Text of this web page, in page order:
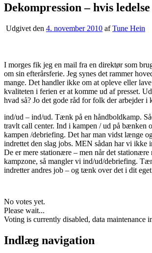
Dekompression – hvis
Udgivet den 4. november 2010 af Tune Hein
I morges fik jeg en mail fra en direktør som
om sin efterårsferie. Jeg synes det rammer
mange. Det handler ikke om at opleve eller
kvaliteten i ferien er at komme ud af presset.
hvad så? Jo det gode råd for folk der arbejder i
ind/ud – ind/ud. Tænk på en håndboldkamp.
travlt call center. Ind i kampen / ud på bænken
kampen /debriefing. Det har man vidst længe
indrettet den slag jobs. MEN sådan har vi ikke
De er mere stationære – men når det stationære
kampzone, så mangler vi ind/ud/debriefing.
indretter andres job – og tænk over det i dit
No votes yet.
Please wait...
Voting is currently disabled, data maintenance
Indlæg navigation